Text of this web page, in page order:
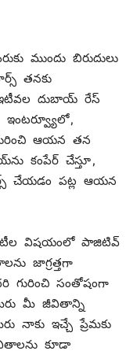
ముందు బిరుదులు
తనకు
ఇటీవల దుబాయ్ రేస్
ఇంటర్వ్యూలో,
ఆయన తన
కంపేర్ చేస్తూ,
చేయడం పట్ల ఆయన
విషయంలో పాజిటివ్
జాగ్రత్తగా
గురించి సంతోషంగా
మీ జీవితాన్ని
నాకు ఇచ్చే ప్రేమకు
కూడా